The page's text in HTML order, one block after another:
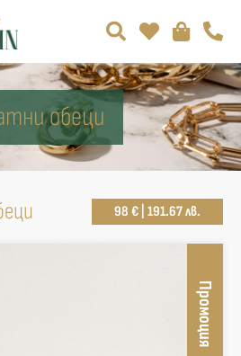
обеци
98 € | 191.67 лв.
Промоция